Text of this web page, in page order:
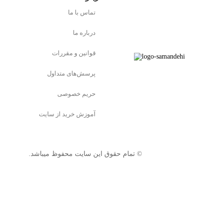
تماس با ما
درباره ما
قوانین و مقررات
پرسش‌های متداول
حریم خصوصی
آموزش خرید از سایت
© تمام حقوق این سایت محفوظ میباشد.